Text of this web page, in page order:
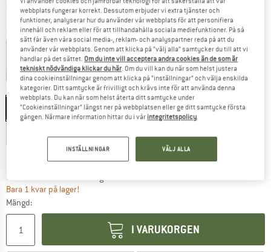
plus fraktkostnaderInformation om fraktkostnader. Öppnas i en inforuta
Färg:Antracite / Opale
30% 35% 45% 60%
Storlek: EU34
EU34 EU36 EU38 EU40 EU42 EU44 EU
Leveranstid: 4-5 arbetsdagar
Bara 1 kvar på lager!
Mängd:
I VARUKORGEN
webbplats fungerar korrekt. Dessutom erbjuder vi extra tjänster och
funktioner, analyserar hur du använder vår webbplats för att personifiera
innehåll och reklam eller för att tillhandahålla sociala mediefunktioner. På så
sätt får även våra social media-, reklam- och analyspartner reda på att du
använder vår webbplats. Genom att klicka på ”välj alla” samtycker du till att vi
handlar på det sättet. Om du inte vill acceptera andra cookies än de som är
tekniskt nödvändiga klickar du här. Om du vill kan du när som helst justera
dina cookieinställningar genom att klicka på ”inställningar” och välja enskilda
kategorier. Ditt samtycke är frivilligt och krävs inte för att använda denna
webbplats. Du kan när som helst återta ditt samtycke under
”Cookieinställningar” längst ner på webbplatsen eller ge ditt samtycke första
gången. Närmare information hittar du i vår integritetspolicy.
INSTÄLLNINGAR VÄLJ ALLA